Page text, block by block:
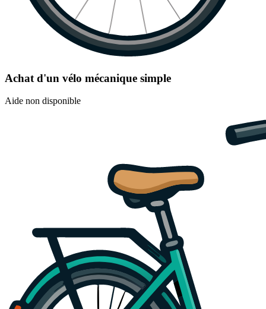
Achat d'un vélo mécanique simple
Aide non disponible